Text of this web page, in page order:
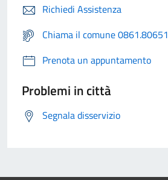
Richiedi Assistenza
Chiama il comune 0861.80651
Prenota un appuntamento
Problemi in città
Segnala disservizio